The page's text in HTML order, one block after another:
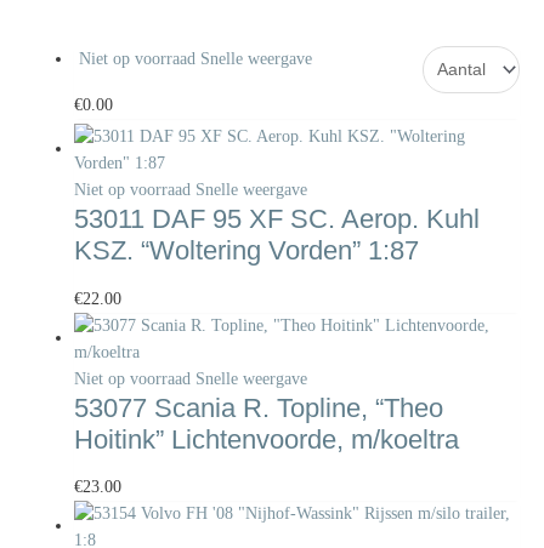
Niet op voorraad Snelle weergave
€0.00
Niet op voorraad Snelle weergave
53011 DAF 95 XF SC. Aerop. Kuhl
KSZ. “Woltering Vorden” 1:87
€22.00
Niet op voorraad Snelle weergave
53077 Scania R. Topline, “Theo
Hoitink” Lichtenvoorde, m/koeltra
€23.00